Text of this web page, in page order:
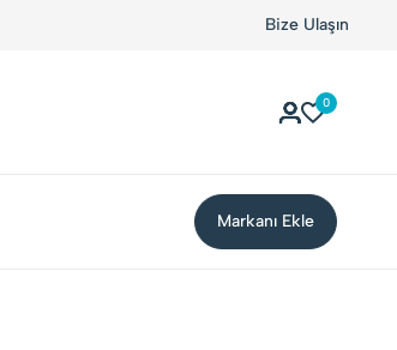
Hemen dene!
Bize Ulaşın
0
Markanı Ekle